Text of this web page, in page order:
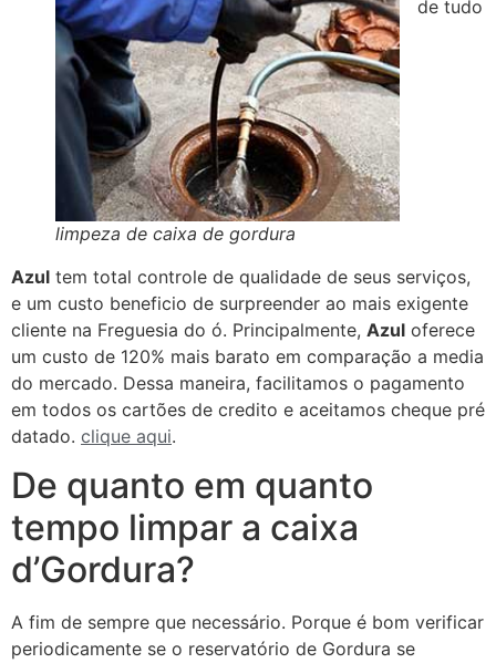
limpeza de caixa de gordura
de tudo
Azul tem total controle de qualidade de seus serviços,
e um custo beneficio de surpreender ao mais exigente
cliente na Freguesia do ó. Principalmente, Azul oferece
um custo de 120% mais barato em comparação a media
do mercado. Dessa maneira, facilitamos o pagamento
em todos os cartões de credito e aceitamos cheque pré
datado. clique aqui.
De quanto em quanto
tempo limpar a caixa
d’Gordura?
A fim de sempre que necessário. Porque é bom verificar
periodicamente se o reservatório de Gordura se